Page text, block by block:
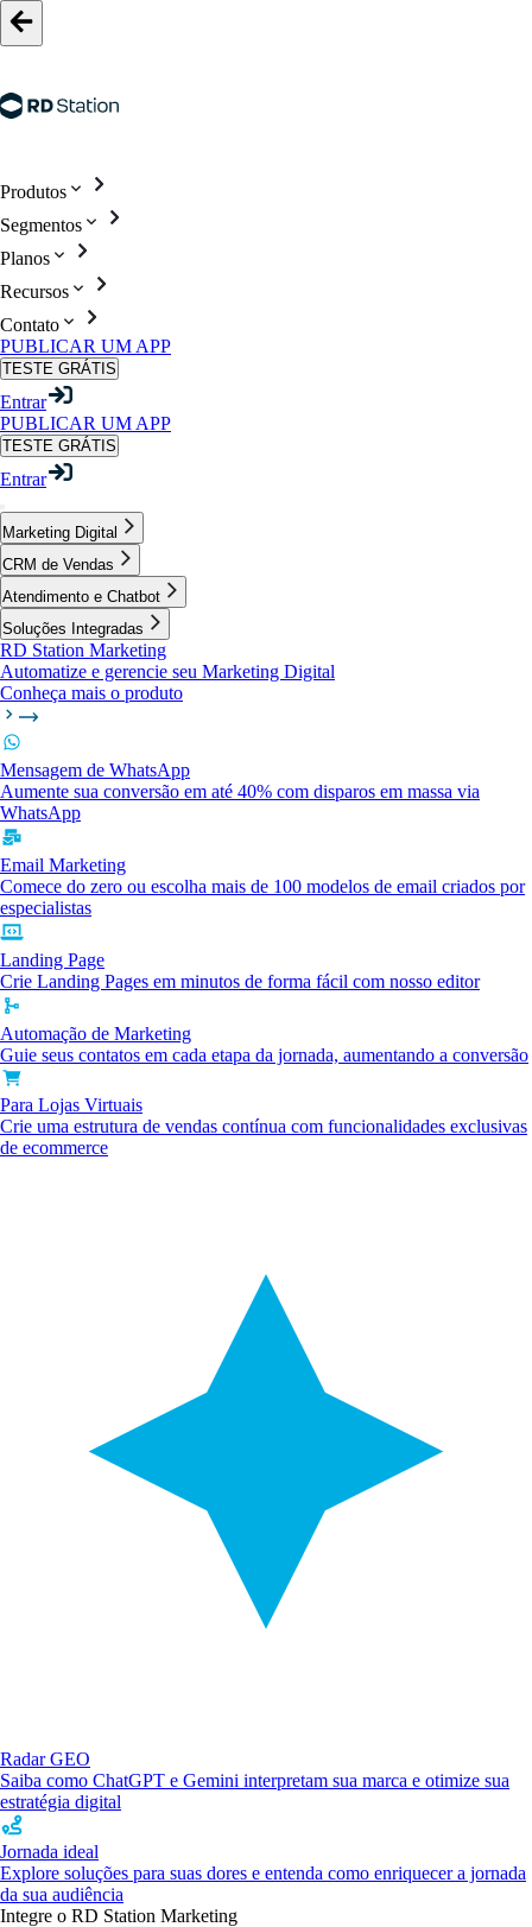
Produtos
Segmentos
Planos
Recursos
Contato
PUBLICAR UM APP
TESTE GRÁTIS
Entrar
PUBLICAR UM APP
TESTE GRÁTIS
Entrar
Marketing Digital
CRM de Vendas
Atendimento e Chatbot
Soluções Integradas
RD Station Marketing
Automatize e gerencie seu Marketing Digital
Conheça mais o produto
Mensagem de WhatsApp
Aumente sua conversão em até 40% com disparos em massa via
WhatsApp
Email Marketing
Comece do zero ou escolha mais de 100 modelos de email criados por
especialistas
Landing Page
Crie Landing Pages em minutos de forma fácil com nosso editor
Automação de Marketing
Guie seus contatos em cada etapa da jornada, aumentando a conversão
Para Lojas Virtuais
Crie uma estrutura de vendas contínua com funcionalidades exclusivas
de ecommerce
Radar GEO
Saiba como ChatGPT e Gemini interpretam sua marca e otimize sua
estratégia digital
Jornada ideal
Explore soluções para suas dores e entenda como enriquecer a jornada
da sua audiência
Integre o RD Station Marketing